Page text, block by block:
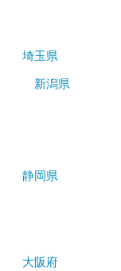
埼玉県
新潟県
静岡県
大阪府